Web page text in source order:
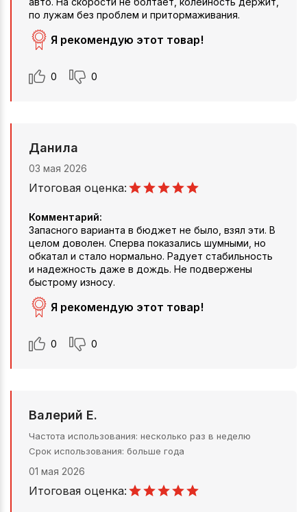
по лужам без проблем и притормаживания.
Я рекомендую этот товар!
0 0
Данила
03 мая 2026
Итоговая оценка:
Комментарий:
Запасного варианта в бюджет не было, взял эти. В
целом доволен. Сперва показались шумными, но
обкатал и стало нормально. Радует стабильность
и надежность даже в дождь. Не подвержены
быстрому износу.
Я рекомендую этот товар!
0 0
Валерий Е.
Частота использования несколько раз в неделю
Срок использования больше года
01 мая 2026
Итоговая оценка: